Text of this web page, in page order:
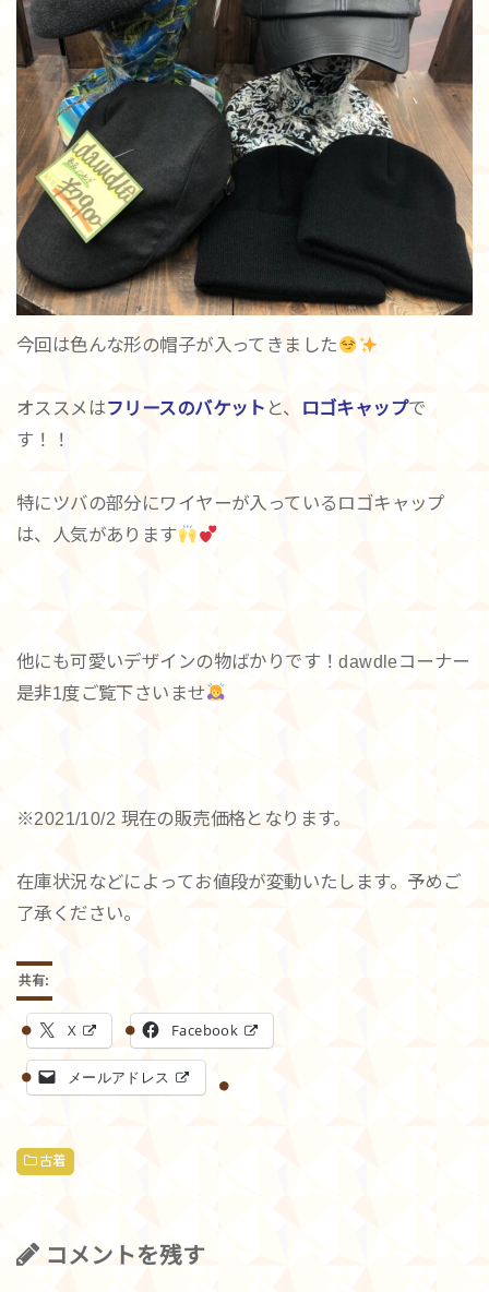
今回は色んな形の帽子が入ってきました
オススメはフリースのバケット と、 ロゴキャップで
す！！
特にツバの部分にワイヤーが入っているロゴキャップ
は、人気があります
他にも可愛いデザインの物ばかりです！dawdleコーナー
是非1度ご覧下さいませ
※2021/10/2 現在の販売価格となります。
在庫状況などによってお値段が変動いたします。予めご
了承ください。
共有:
X Facebook
メールアドレス
古着
コメントを残す